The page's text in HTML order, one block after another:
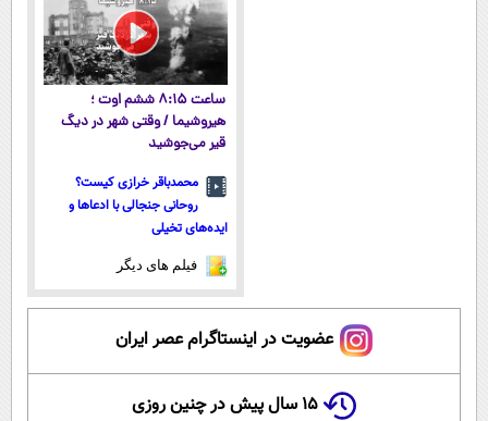
ساعت ۸:۱۵ ششم اوت ؛
هیروشیما / وقتی شهر در دیگ
قیر می‌جوشید
محمدباقر خرازی کیست؟
روحانی جنجالی با ادعاها و
ایده‌های تخیلی
فیلم های دیگر
عضویت در اینستاگرام عصر ایران
۱۵ سال پیش در چنین روزی